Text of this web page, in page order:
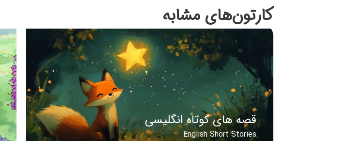
کارتون‌های مشابه
قصه های کوتاه انگلیسی
English Short Stories